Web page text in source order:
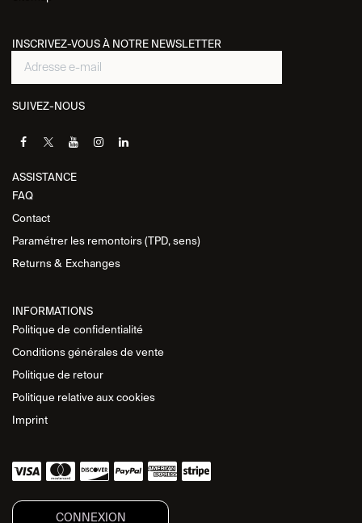
INSCRIVEZ-VOUS À NOTRE NEWSLETTER
SUIVEZ-NOUS
ASSISTANCE​
FAQ
Contact
Paramétrer les remontoirs (TPD, sens)
Returns & Exchanges
INFORMATIONS
Politique de confidentialité
Conditions générales de vente
Politique de retour
Politique relative aux cookies
Imprint
CONNEXION